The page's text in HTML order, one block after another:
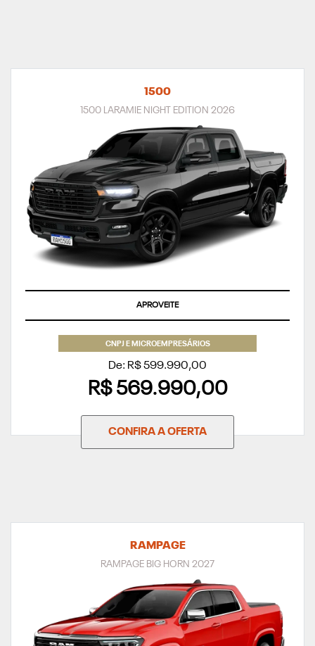
1500
1500 LARAMIE NIGHT EDITION 2026
APROVEITE
CNPJ E MICROEMPRESÁRIOS
De: R$ 599.990,00
R$ 569.990,00
CONFIRA A OFERTA
RAMPAGE
RAMPAGE BIG HORN 2027